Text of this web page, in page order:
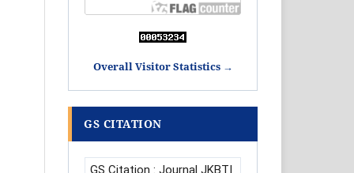
Overall Visitor Statistics →
GS CITATION